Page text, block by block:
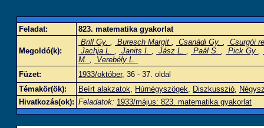
Feladat: 823. matematika gyakorlat
Megoldó(k):
Brill Gy. , Buresch Margit , Csanádi Gy. ,
Csurgói
Jachja L. , Janits I. , Jász L. , Paál S. , Pick Gy ,
M. ,
Verebély L.
Füzet:
1933/október, 36 - 37. oldal
Témakör(ök):
Beírt alakzatok, Húrnégyszögek, Diszkusszió,
Hivatkozás(ok): Feladatok: 1933/május: 823. matematika gyakorlat